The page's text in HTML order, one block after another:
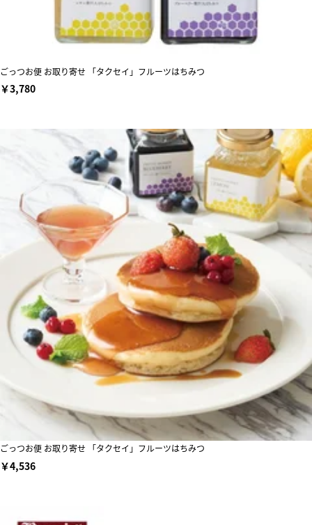
ごっつお便 お取り寄せ 「タクセイ」フルーツはちみつ
￥3,780
ごっつお便 お取り寄せ 「タクセイ」フルーツはちみつ
￥4,536